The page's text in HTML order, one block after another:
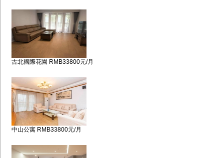
古北國際花園 RMB33800元/月
中山公寓 RMB33800元/月